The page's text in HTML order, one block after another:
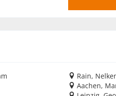
Rain,
Aachen,